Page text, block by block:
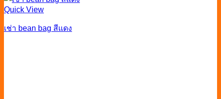
Quick View
เช่า bean bag สีแดง